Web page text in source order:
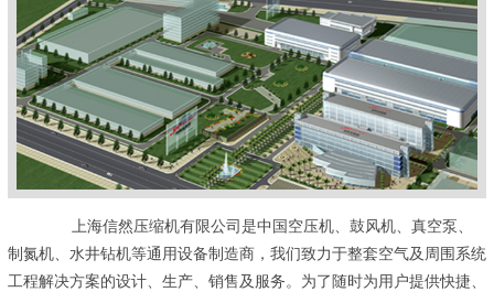
上海信然压缩机有限公司是中国空压机、鼓风机、真空泵、
制氮机、水井钻机等通用设备制造商，我们致力于整套空气及周围系统
工程解决方案的设计、生产、销售及服务。为了随时为用户提供快捷、